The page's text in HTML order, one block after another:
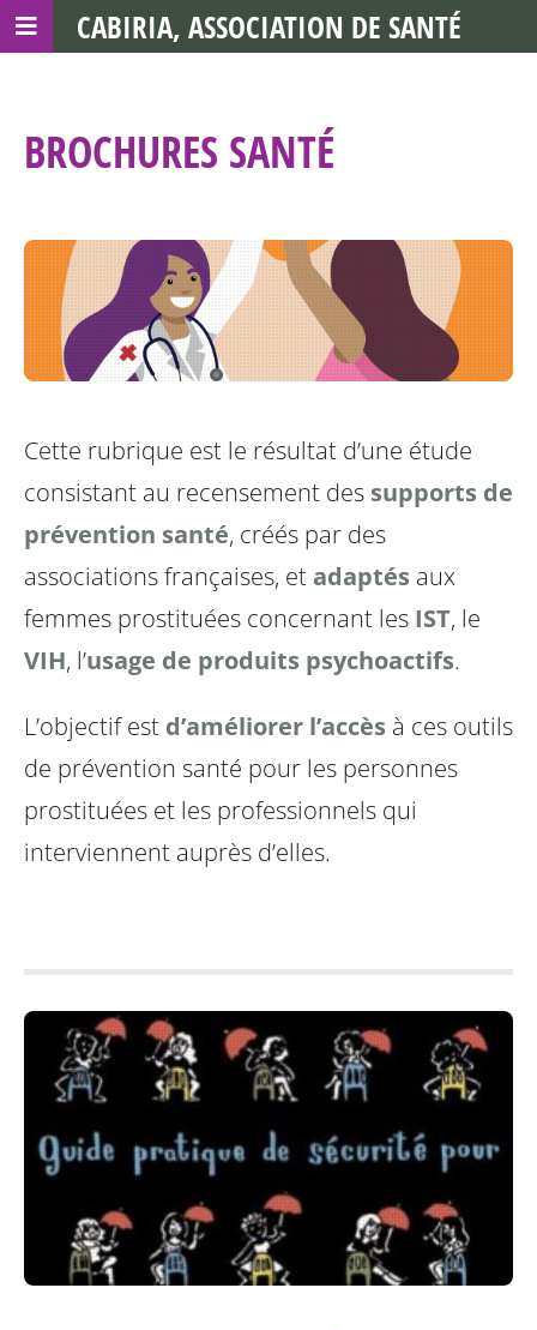
BROCHURES SANTÉ
Cette rubrique est le résultat d’une étude
consistant au recensement des supports de
prévention santé, créés par des
associations françaises, et adaptés aux
femmes prostituées concernant les IST, le
VIH, l’usage de produits psychoactifs.
L’objectif est d’améliorer l’accès à ces outils
de prévention santé pour les personnes
prostituées et les professionnels qui
interviennent auprès d’elles.
CABIRIA, ASSOCIATION DE SANTÉ